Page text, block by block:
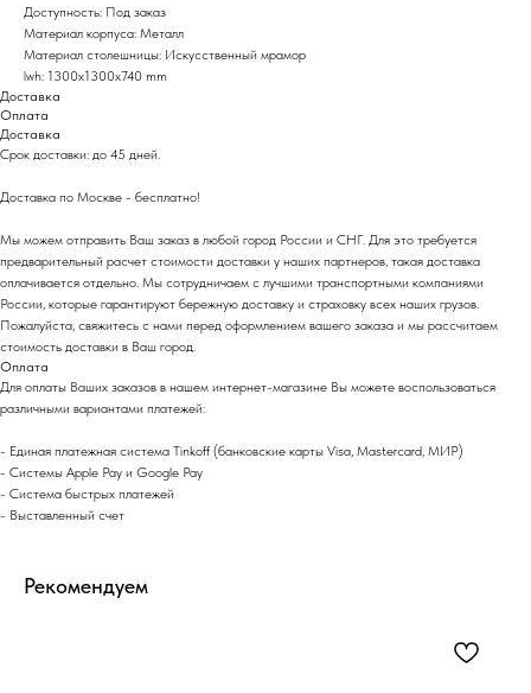
Доступность: Под заказ
Материал корпуса: Металл
Материал столешницы: Искусственный мрамор
lwh: 1300x1300x740 mm
Доставка
Оплата
Доставка
Срок доставки: до 45 дней.
Доставка по Москве - бесплатно!
Мы можем отправить Ваш заказ в любой город России и СНГ. Для это требуется
предварительный расчет стоимости доставки у наших партнеров, такая доставка
оплачивается отдельно. Мы сотрудничаем с лучшими транспортными компаниями
России, которые гарантируют бережную доставку и страховку всех наших грузов.
Пожалуйста, свяжитесь с нами перед оформлением вашего заказа и мы рассчитаем
стоимость доставки в Ваш город.
Оплата
Для оплаты Ваших заказов в нашем интернет-магазине Вы можете воспользоваться
различными вариантами платежей:
- Eдиная платежная система Tinkoff (банковские карты Visa, Mastercard, МИР)
- Системы Apple Pay и Google Pay
- Система быстрых платежей
- Выставленный счет
Рекомендуем